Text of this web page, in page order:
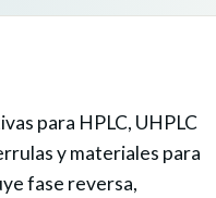
para HPLC, UHPLC
y materiales para
fase reversa,